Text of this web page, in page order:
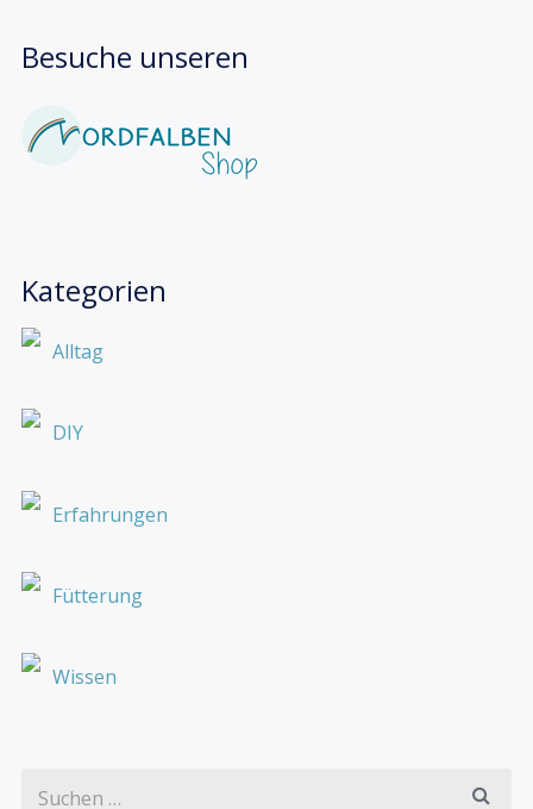
Besuche unseren
Kategorien
Alltag
DIY
Erfahrungen
Fütterung
Wissen